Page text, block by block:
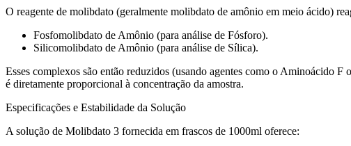
O reagente de molibdato (geralmente molibdato de amônio em meio ácido)
Fosfomolibdato de Amônio (para análise de Fósforo).
Silicomolibdato de Amônio (para análise de Sílica).
Esses complexos são então reduzidos (usando agentes como o
é diretamente proporcional à concentração da amostra.
Especificações e Estabilidade da Solução
A solução de Molibdato 3 fornecida em frascos de 1000ml oferece: